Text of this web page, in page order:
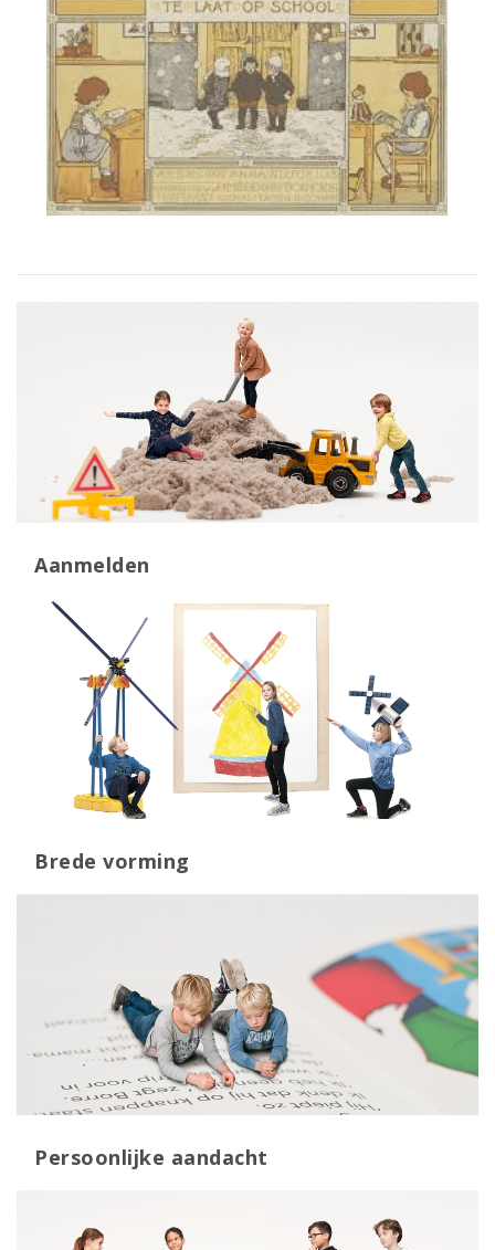
Aanmelden
Brede vorming
Persoonlijke aandacht